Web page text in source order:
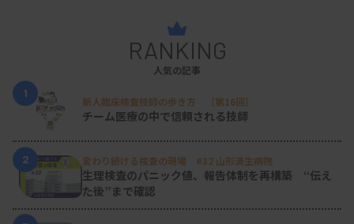
RANKING
人気の記事
1
新人臨床検査技師の歩き方 ［第16回］
チーム医療の中で信頼される技師
2 変わり続ける検査の現場 #32 山形済生病院
生理検査のパニック値、報告体制を再構築 “伝え
た後”まで確認